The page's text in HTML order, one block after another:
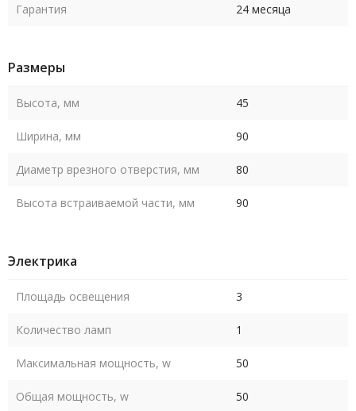
Гарантия 24 месяца
Размеры
Высота, мм 45
Ширина, мм 90
Диаметр врезного отверстия, мм 80
Высота встраиваемой части, мм 90
Электрика
Площадь освещения 3
Количество ламп 1
Максимальная мощность, w 50
Общая мощность, w 50